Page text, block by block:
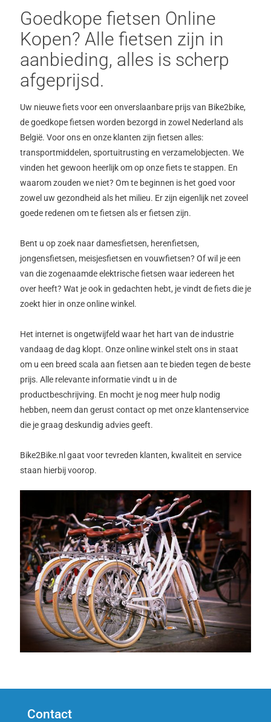
Goedkope fietsen Online
Kopen? Alle fietsen zijn in
aanbieding, alles is scherp
afgeprijsd.
Uw nieuwe fiets voor een onverslaanbare prijs van Bike2bike,
de goedkope fietsen worden bezorgd in zowel Nederland als
België. Voor ons en onze klanten zijn fietsen alles:
transportmiddelen, sportuitrusting en verzamelobjecten. We
vinden het gewoon heerlijk om op onze fiets te stappen. En
waarom zouden we niet? Om te beginnen is het goed voor
zowel uw gezondheid als het milieu. Er zijn eigenlijk net zoveel
goede redenen om te fietsen als er fietsen zijn.
Bent u op zoek naar damesfietsen, herenfietsen,
jongensfietsen, meisjesfietsen en vouwfietsen? Of wil je een
van die zogenaamde elektrische fietsen waar iedereen het
over heeft? Wat je ook in gedachten hebt, je vindt de fiets die je
zoekt hier in onze online winkel.
Het internet is ongetwijfeld waar het hart van de industrie
vandaag de dag klopt. Onze online winkel stelt ons in staat
om u een breed scala aan fietsen aan te bieden tegen de beste
prijs. Alle relevante informatie vindt u in de
productbeschrijving. En mocht je nog meer hulp nodig
hebben, neem dan gerust contact op met onze klantenservice
die je graag deskundig advies geeft.
Bike2Bike.nl gaat voor tevreden klanten, kwaliteit en service
staan hierbij voorop.
Contact